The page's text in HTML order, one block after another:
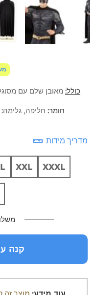
כולל: מאובן שלם עם
חומר: חליפה, גלימה: 100% פוליאסטר, חגורה: 100% לטקס
מדריך מידות
XXL XXXL
משלוח
קנה